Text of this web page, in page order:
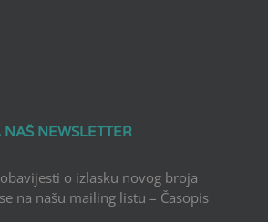
NAŠ NEWSLETTER
o izlasku novog broja
na našu mailing listu – Časopis